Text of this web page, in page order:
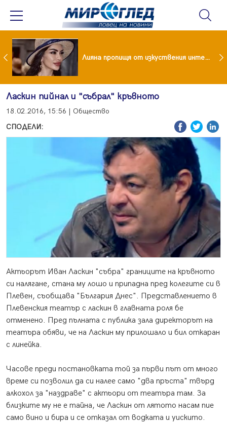
Популярен риалити герой заряза жена си заради друга Лияна пропищя от изкуствения интелект
Ласкин пийнал и "събрал" кръвното
18.02.2016, 15:56 | Общество
СПОДЕЛИ:
Актьорът Иван Ласкин "събра" границите на кръвното
си налягане, стана му лошо и припадна пред колегите си в
Плевен, съобщава "България Днес". Представлението в
Плевенския театър с ласкин в главната роля бе
отменено. Пред пълната с публика зала директорът на
театъра обяви, че на Ласкин му прилошало и бил откаран
с линейка.
Часове преди постановката той за първи път от много
време си позволил да си налее само "два пръста" твърд
алкохол за "наздраве" с актьори от театъра там. За
близките му не е тайна, че Ласкин от лятото насам пие
само вино и бира и се отказал от водката и уискито.